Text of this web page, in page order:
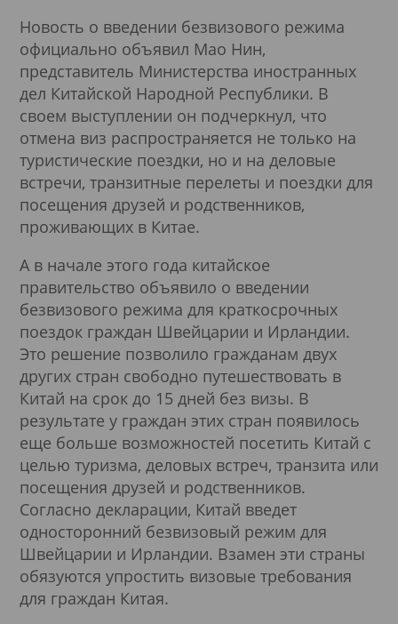
Новость о введении безвизового режима
официально объявил Мао Нин,
представитель Министерства иностранных
дел Китайской Народной Республики. В
своем выступлении он подчеркнул, что
отмена виз распространяется не только на
туристические поездки, но и на деловые
встречи, транзитные перелеты и поездки для
посещения друзей и родственников,
проживающих в Китае.
А в начале этого года китайское
правительство объявило о введении
безвизового режима для краткосрочных
поездок граждан Швейцарии и Ирландии.
Это решение позволило гражданам двух
других стран свободно путешествовать в
Китай на срок до 15 дней без визы. В
результате у граждан этих стран появилось
еще больше возможностей посетить Китай с
целью туризма, деловых встреч, транзита или
посещения друзей и родственников.
Согласно декларации, Китай введет
односторонний безвизовый режим для
Швейцарии и Ирландии. Взамен эти страны
обязуются упростить визовые требования
для граждан Китая.